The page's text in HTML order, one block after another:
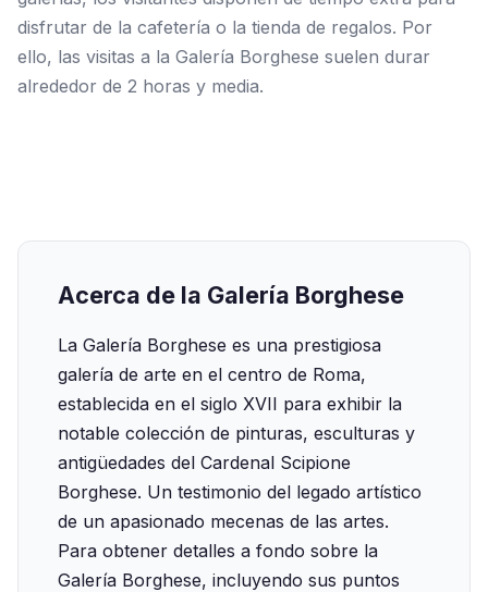
disfrutar de la cafetería o la tienda de regalos. Por
ello, las visitas a la Galería Borghese suelen durar
alrededor de 2 horas y media.
Acerca de la Galería Borghese
La Galería Borghese es una prestigiosa
galería de arte en el centro de Roma,
establecida en el siglo XVII para exhibir la
notable colección de pinturas, esculturas y
antigüedades del Cardenal Scipione
Borghese. Un testimonio del legado artístico
de un apasionado mecenas de las artes.
Para obtener detalles a fondo sobre la
Galería Borghese, incluyendo sus puntos